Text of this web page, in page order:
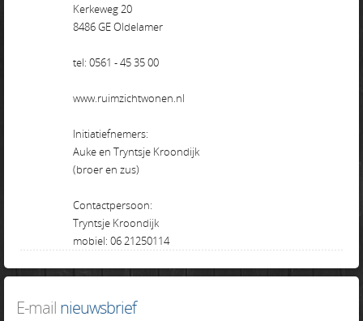
Kerkeweg 20
8486 GE Oldelamer
tel: 0561 - 45 35 00
www.ruimzichtwonen.nl
Initiatiefnemers:
Auke en Tryntsje Kroondijk
(broer en zus)
Contactpersoon:
Tryntsje Kroondijk
mobiel: 06 21250114
E-mail nieuwsbrief